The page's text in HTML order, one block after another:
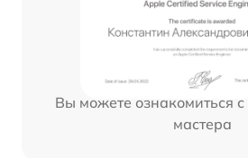
Вы можете ознакомиться
мастера